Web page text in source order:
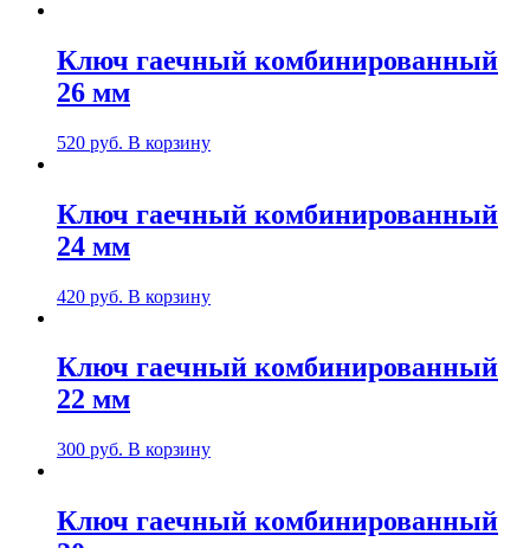
Ключ гаечный комбинированный
26 мм
520 руб. В корзину
Ключ гаечный комбинированный
24 мм
420 руб. В корзину
Ключ гаечный комбинированный
22 мм
300 руб. В корзину
Ключ гаечный комбинированный